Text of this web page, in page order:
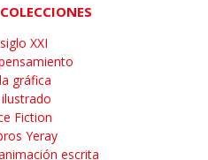
XXI
gráfica
Fiction
Yeray
escrita